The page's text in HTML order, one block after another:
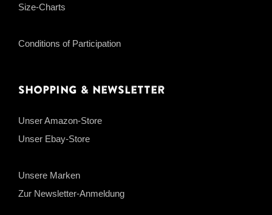
Size-Charts
Conditions of Participation
Shopping & Newsletter
Unser Amazon-Store
Unser Ebay-Store
Unsere Marken
Zur Newsletter-Anmeldung